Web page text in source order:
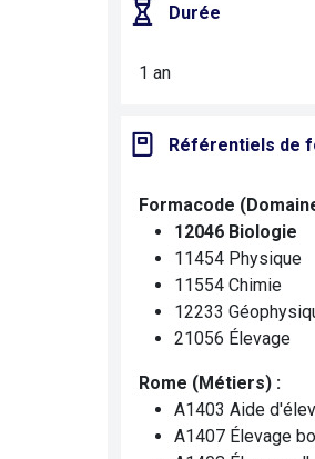
Durée
1 an
Référentiels de
Formacode
12046 Biologie
11454 Physique
11554 Chimie
12233
21056 Élevage
Rome (Métiers) :
A1403 Aide
A1407 Élevage